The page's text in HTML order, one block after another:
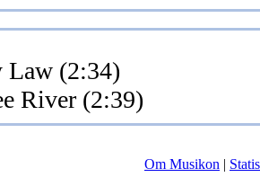
Law (2:34)
River (2:39)
Om Musikon |